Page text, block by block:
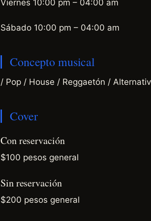
Viernes 10:00 pm – 04:00 am
Sábado 10:00 pm – 04:00 am
Concepto musical
/ Pop / House / Reggaetón /
Cover
Con reservación
$100 pesos general
Sin reservación
$200 pesos general